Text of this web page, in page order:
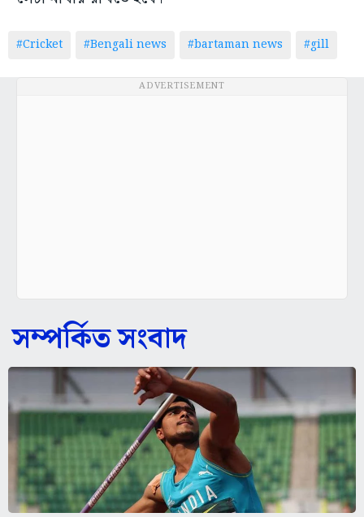
#Cricket #Bengali news #bartaman news #gill
ADVERTISEMENT
সম্পর্কিত সংবাদ